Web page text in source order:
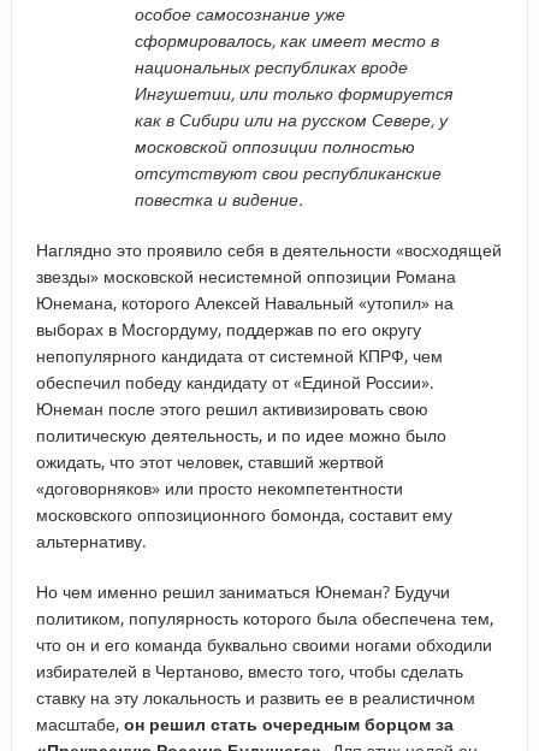
особое самосознание уже
сформировалось, как имеет место в
национальных республиках вроде
Ингушетии, или только формируется
как в Сибири или на русском Севере, у
московской оппозиции полностью
отсутствуют свои республиканские
повестка и видение.
Наглядно это проявило себя в деятельности «восходящей
звезды» московской несистемной оппозиции Романа
Юнемана, которого Алексей Навальный «утопил» на
выборах в Мосгордуму, поддержав по его округу
непопулярного кандидата от системной КПРФ, чем
обеспечил победу кандидату от «Единой России».
Юнеман после этого решил активизировать свою
политическую деятельность, и по идее можно было
ожидать, что этот человек, ставший жертвой
«договорняков» или просто некомпетентности
московского оппозиционного бомонда, составит ему
альтернативу.
Но чем именно решил заниматься Юнеман? Будучи
политиком, популярность которого была обеспечена тем,
что он и его команда буквально своими ногами обходили
избирателей в Чертаново, вместо того, чтобы сделать
ставку на эту локальность и развить ее в реалистичном
масштабе, он решил стать очередным борцом за